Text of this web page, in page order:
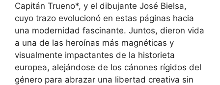
Capitán Trueno*, y el dibujante José Bielsa,
cuyo trazo evolucionó en estas páginas hacia
una modernidad fascinante. Juntos, dieron vida
a una de las heroínas más magnéticas y
visualmente impactantes de la historieta
europea, alejándose de los cánones rígidos del
género para abrazar una libertad creativa sin